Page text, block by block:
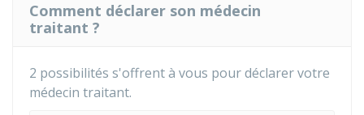
Comment déclarer son médecin
traitant ?
2 possibilités s'offrent à vous pour déclarer votre
médecin traitant.